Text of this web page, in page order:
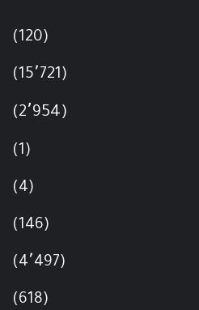
(120)
(15٬721)
(2٬954)
(1)
(4)
(146)
(4٬497)
(618)